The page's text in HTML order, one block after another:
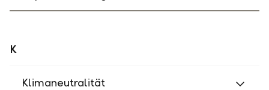
K
Klimaneutralität